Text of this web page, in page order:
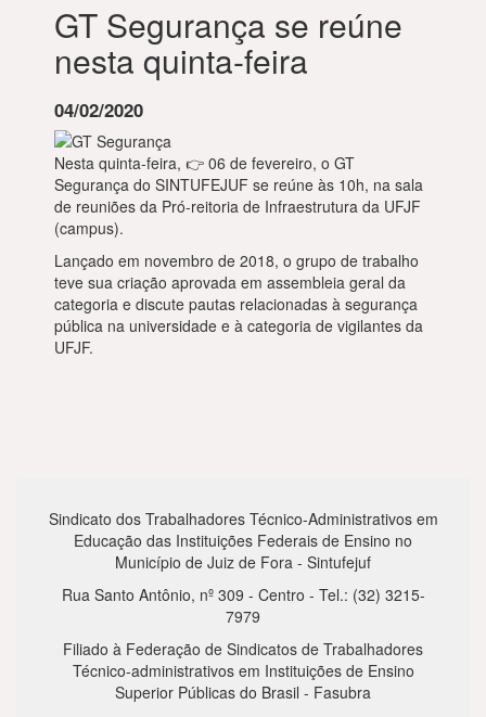
GT Segurança se reúne
nesta quinta-feira
04/02/2020
Nesta quinta-feira, 👉 06 de fevereiro, o GT
Segurança do SINTUFEJUF se reúne às 10h, na sala
de reuniões da Pró-reitoria de Infraestrutura da UFJF
(campus).
Lançado em novembro de 2018, o grupo de trabalho
teve sua criação aprovada em assembleia geral da
categoria e discute pautas relacionadas à segurança
pública na universidade e à categoria de vigilantes da
UFJF.
Sindicato dos Trabalhadores Técnico-Administrativos em
Educação das Instituições Federais de Ensino no
Município de Juiz de Fora - Sintufejuf
Rua Santo Antônio, nº 309 - Centro - Tel.: (32) 3215-
7979
Filiado à Federação de Sindicatos de Trabalhadores
Técnico-administrativos em Instituições de Ensino
Superior Públicas do Brasil - Fasubra